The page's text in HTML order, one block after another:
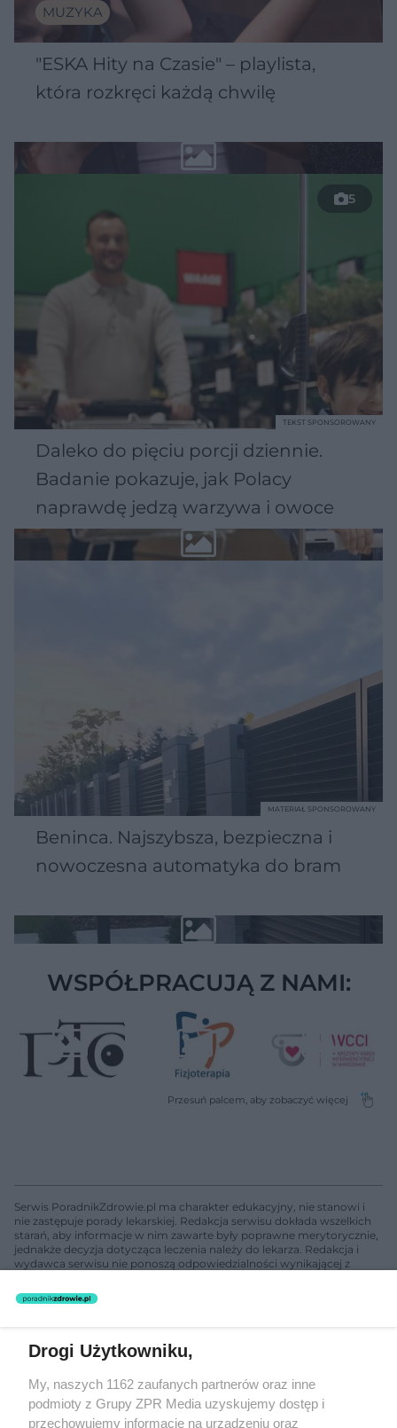
MUZYKA
"ESKA Hity na Czasie" – playlista,
która rozkręci każdą chwilę
5
Daleko do pięciu porcji dziennie.
Badanie pokazuje, jak Polacy
naprawdę jedzą warzywa i owoce
TEKST SPONSOROWANY
Beninca. Najszybsza, bezpieczna i
nowoczesna automatyka do bram
MATERIAŁ SPONSOROWANY
WSPÓŁPRACUJĄ Z NAMI:
Serwis PoradnikZdrowie.pl ma charakter edukacyjny, nie stanowi i
nie zastępuje porady lekarskiej. Redakcja serwisu dokłada wszelkich
starań, aby informacje w nim zawarte były poprawne merytorycznie,
jednakże decyzja dotycząca leczenia należy do lekarza. Redakcja i
wydawca serwisu nie ponoszą odpowiedzialności wynikającej z
nie prowadzi działalności leczniczej polegającej na udzielaniu
świadczeń zdrowotnych w rozumieniu art. 3 ust 1 ustawy o
Żaden utwór zamieszczony w serwisie nie może być powielany i
rozpowszechniany lub dalej rozpowszechniany w jakikolwiek sposób
(w tym także elektroniczny lub mechaniczny) na jakimkolwiek polu
eksploatacji w jakiejkolwiek formie, włącznie z umieszczaniem w
Drogi Użytkowniku,
My, naszych 1162 zaufanych partnerów oraz inne
podmioty z Grupy ZPR Media uzyskujemy dostęp i
przechowujemy informacje na urządzeniu oraz